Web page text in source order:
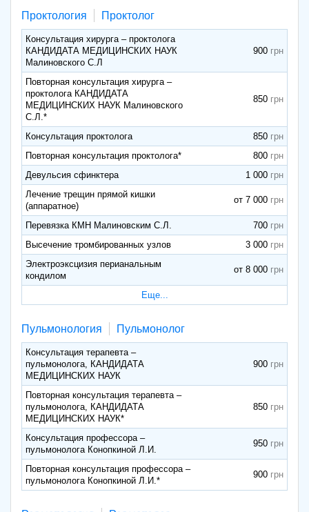
Проктология Проктолог
Консультация хирурга – проктолога
КАНДИДАТА МЕДИЦИНСКИХ НАУК
Малиновского С.Л
900
Повторная консультация хирурга –
проктолога КАНДИДАТА
МЕДИЦИНСКИХ НАУК Малиновского
С.Л.*
850
Консультация проктолога
850
Повторная консультация проктолога*
800
Девульсия сфинктера
1 000
Лечение трещин прямой кишки
(аппаратное)
от 7 000
Перевязка КМН Малиновским С.Л.
700
Высечение тромбированных узлов
3 000
Электроэксцизия перианальным
кондилом
от 8 000
Еще...
Пульмонология Пульмонолог
Консультация терапевта –
пульмонолога, КАНДИДАТА
МЕДИЦИНСКИХ НАУК
900
Повторная консультация терапевта –
пульмонолога, КАНДИДАТА
МЕДИЦИНСКИХ НАУК*
850
Консультация профессора –
пульмонолога Конопкиной Л.И.
950
Повторная консультация профессора –
пульмонолога Конопкиной Л.И.*
900